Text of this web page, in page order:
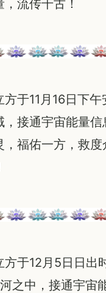
流传千古！
于11月16日下午
，接通宇宙能量
，福佑一方，救
方于12月5日日出
之中，接通宇宙